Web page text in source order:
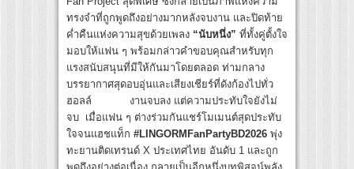
ทรงจำที่ถูกพูดถึงอย่างมากหลังจบงาน และปิดท้าย
ค่ำคืนแห่งความสุขด้วยเพลง “นับหนึ่ง” ที่ทั้งคู่ตั้งใจ
มอบให้แฟน ๆ พร้อมกล่าวคำขอบคุณสำหรับทุก
แรงสนับสนุนที่มีให้กันมาโดยตลอด ท่ามกลาง
บรรยากาศสุดอบอุ่นและเสียงเชียร์ที่ดังก้องไปทั่ว
ฮอลล์ งานจบลง แต่ความประทับใจยังไม่
จบ เมื่อแฟน ๆ ต่างร่วมกันแชร์โมเมนต์สุดประทับ
ใจจนแฮชแท็ก #LINGORMFanPartyBD2026 พุ่ง
ทะยานติดเทรนด์ X ประเทศไทย อันดับ 1 และถูก